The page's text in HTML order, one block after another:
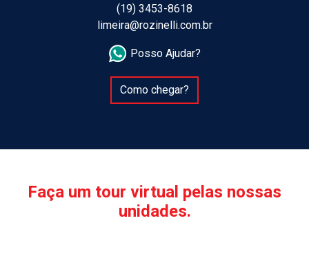
(19) 3453-8618
limeira@rozinelli.com.br
Posso Ajudar?
Como chegar?
Faça um tour virtual pelas nossas
unidades.